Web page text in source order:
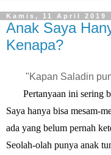
Kamis, 11 April 2019
Anak Saya
Kenapa?
"Kapan Saladin
Pertanyaan ini
Saya hanya bisa mesam-
ada yang belum pernah
Seolah-olah punya anak